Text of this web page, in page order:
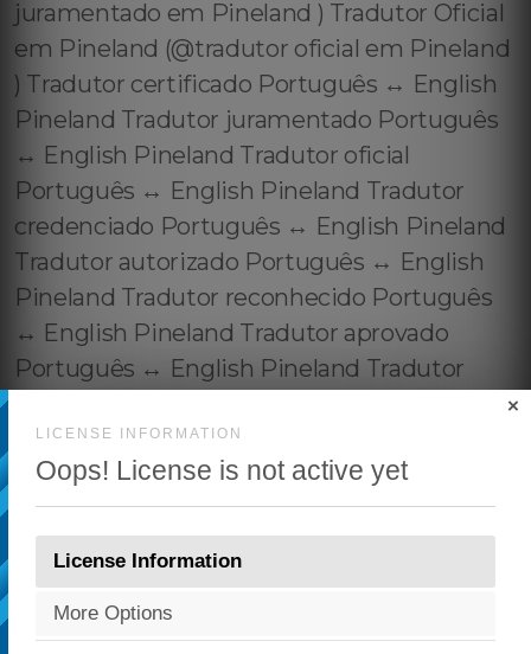
LICENSE INFORMATION
Oops! License is not active yet
×
License Information
More Options